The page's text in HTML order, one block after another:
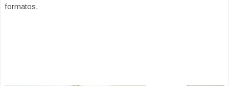
formatos.